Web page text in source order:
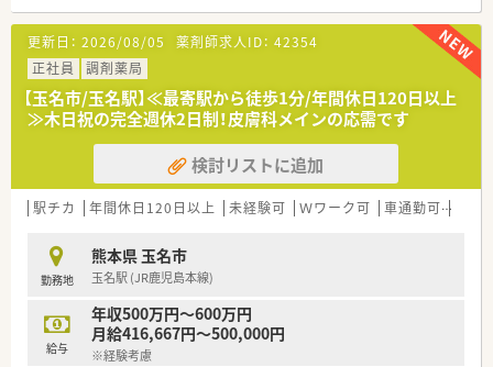
【募集背景と求める人物像について】
■現在の体制における欠員補充のため即戦力となる経験者を積
極的に歓迎しています。
■指示を待つだけでなく自ら考えて行動できる主体性のある方
を求めている職場です。
■遅い時間までの勤務も厭わずしっかりと稼ぎたいという意欲
的な方を歓迎します。
【法人特徴について】
■熊本市内を中心に県内で調剤薬局を合計9店舗展開している地
■門前のクリニックと良好な関係を築きながら地域医療に貢献
している安定企業です。
■従業員のワークライフバランスを重視し厚い人員体制を整え
ることに注力しています。
更新日： 2026/08/05 薬剤師求人ID： 42354
正社員
調剤薬局
【玉名市/玉名駅】≪最寄駅から徒歩1分/年間休日120日以上
≫木日祝の完全週休2日制！皮膚科メインの応需です
検討リストに追加
駅チカ 年間休日120日以上 未経験可 Ｗワーク可 車通勤可
勤務地
熊本県 玉名市
玉名駅 (JR鹿児島本線)
給与
年収500万円～600万円
月給416,667円～500,000円
※経験考慮